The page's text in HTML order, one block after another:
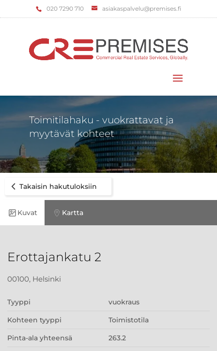
‌020 7290 710 asiakaspalvelu@premises.fi
Toimitilahaku - vuokrattavat ja
myytävät kohteet
Takaisin hakutuloksiin
Kuvat Kartta
Erottajankatu 2
00100, Helsinki
Tyyppi vuokraus
Kohteen tyyppi Toimistotila
Pinta-ala yhteensä 263.2